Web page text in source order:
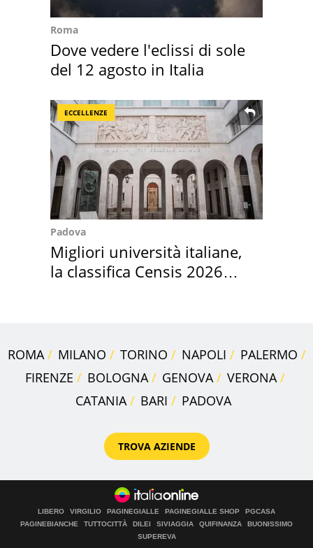
Roma
Dove vedere l'eclissi di sole
del 12 agosto in Italia
ECCELLENZE
Padova
Migliori università italiane,
la classifica Censis 2026
ROMA MILANO TORINO NAPOLI
PALERMO
FIRENZE
BOLOGNA GENOVA
VERONA
CATANIA
BARI PADOVA
TROVA AZIENDE
LIBERO VIRGILIO PAGINEGIALLE PAGINEGIALLE SHOP
PGCASA
PAGINEBIANCHE
TUTTOCITTÀ DILEI SIVIAGGIA QUIFINANZA
BUONISSIMO
SUPEREVA